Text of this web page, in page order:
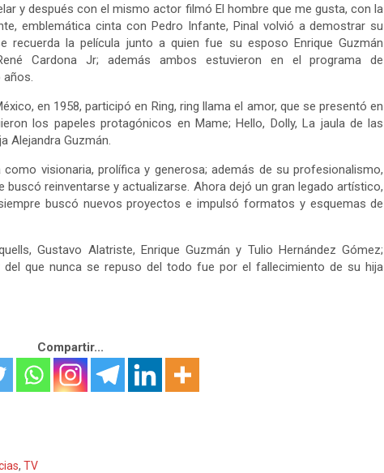
y después con el mismo actor filmó El hombre que me gusta, con la
emblemática cinta con Pedro Infante, Pinal volvió a demostrar su
recuerda la película junto a quien fue su esposo Enrique Guzmán
Cardona Jr; además ambos estuvieron en el programa de
años.
en 1958, participó en Ring, ring llama el amor, que se presentó en
los papeles protagónicos en Mame; Hello, Dolly, La jaula de las
Alejandra Guzmán.
visionaria, prolífica y generosa; además de su profesionalismo,
buscó reinventarse y actualizarse. Ahora dejó un gran legado artístico,
buscó nuevos proyectos e impulsó formatos y esquemas de
Gustavo Alatriste, Enrique Guzmán y Tulio Hernández Gómez;
que nunca se repuso del todo fue por el fallecimiento de su hija
Compartir...
, TV